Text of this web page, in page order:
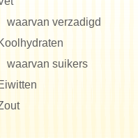
waarvan verzadigd
waarvan suikers